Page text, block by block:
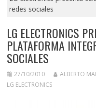
redes sociales
LG ELECTRONICS
PLATAFORMA
SOCIALES
27/10/2010 ALBERTO
LG ELECTRONICS